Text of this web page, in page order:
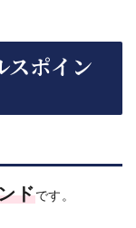
スポイン
ドです。